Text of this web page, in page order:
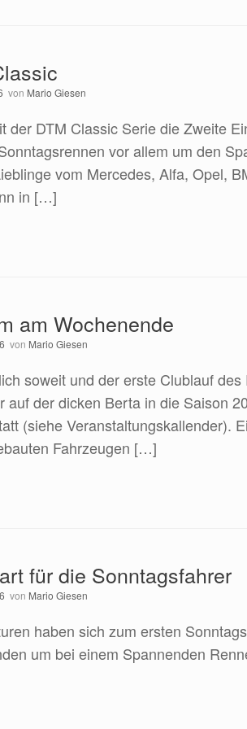
von Mario Giesen
der DTM Classic Serie die Zweite
vor allem um den
vom Mercedes, Alfa, Opel,
in […]
am Wochenende
von Mario Giesen
soweit und der erste Clublauf
auf der dicken Berta in die Saison
(siehe Veranstaltungskallender).
Fahrzeugen […]
für die Sonntagsfahrer
von Mario Giesen
haben sich zum ersten
um bei einem Spannenden